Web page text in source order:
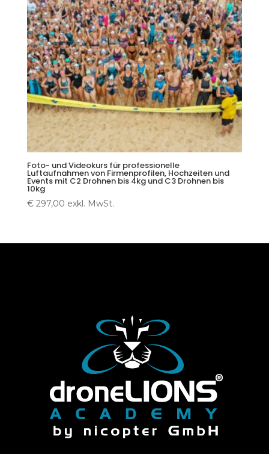
Foto- und Videokurs für professionelle
Luftaufnahmen von Firmenprofilen, Hochzeiten und
Events mit C2 Drohnen bis 4kg und C3 Drohnen bis
10kg
€297,00 exkl. MwSt.